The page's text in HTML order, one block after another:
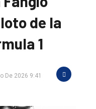
de la
1
De 2026 9:41